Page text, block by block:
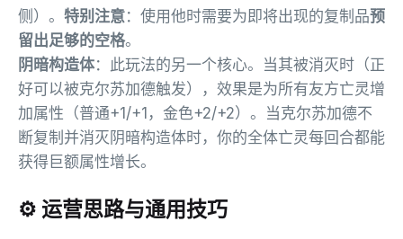
侧）。 特别注意：使用他时需要为即将出现的复制品预
留出足够的空格。
阴暗构造体：此玩法的另一个核心。当其被消灭时（正
好可以被克尔苏加德触发），效果是为所有友方亡灵增
加属性（普通+1/+1，金色+2/+2）。当克尔苏加德不
断复制并消灭阴暗构造体时，你的全体亡灵每回合都能
获得巨额属性增长。
⚙️ 运营思路与通用技巧